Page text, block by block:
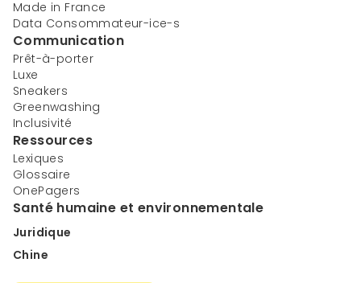
Made in France
Data Consommateur-ice-s
Communication
Prêt-à-porter
Luxe
Sneakers
Greenwashing
Inclusivité
Ressources
Lexiques
Glossaire
OnePagers
Santé humaine et environnementale
Juridique
Chine